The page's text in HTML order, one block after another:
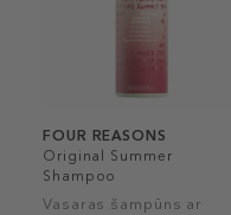
FOUR REASONS
Original Summer
Shampoo
Vasaras šampūns ar